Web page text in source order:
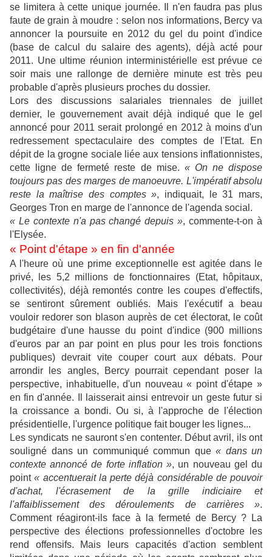
se limitera à cette unique journée. Il n'en faudra pas plus
faute de grain à moudre : selon nos informations, Bercy va
annoncer la poursuite en 2012 du gel du point d'indice
(base de calcul du salaire des agents), déjà acté pour
2011. Une ultime réunion interministérielle est prévue ce
soir mais une rallonge de dernière minute est très peu
probable d'après plusieurs proches du dossier.
Lors des discussions salariales triennales de juillet
dernier, le gouvernement avait déjà indiqué que le gel
annoncé pour 2011 serait prolongé en 2012 à moins d'un
redressement spectaculaire des comptes de l'Etat. En
dépit de la grogne sociale liée aux tensions inflationnistes,
cette ligne de fermeté reste de mise. « On ne dispose
toujours pas des marges de manoeuvre. L'impératif absolu
reste la maîtrise des comptes », indiquait, le 31 mars,
Georges Tron en marge de l'annonce de l'agenda social.
« Le contexte n'a pas changé depuis », commente-t-on à
l'Elysée.
« Point d'étape » en fin d'année
A l'heure où une prime exceptionnelle est agitée dans le
privé, les 5,2 millions de fonctionnaires (Etat, hôpitaux,
collectivités), déjà remontés contre les coupes d'effectifs,
se sentiront sûrement oubliés. Mais l'exécutif a beau
vouloir redorer son blason auprès de cet électorat, le coût
budgétaire d'une hausse du point d'indice (900 millions
d'euros par an par point en plus pour les trois fonctions
publiques) devrait vite couper court aux débats. Pour
arrondir les angles, Bercy pourrait cependant poser la
perspective, inhabituelle, d'un nouveau « point d'étape »
en fin d'année. Il laisserait ainsi entrevoir un geste futur si
la croissance a bondi. Ou si, à l'approche de l'élection
présidentielle, l'urgence politique fait bouger les lignes...
Les syndicats ne sauront s'en contenter. Début avril, ils ont
souligné dans un communiqué commun que « dans un
contexte annoncé de forte inflation », un nouveau gel du
point« accentuerait la perte déjà considérable de pouvoir
d'achat, l'écrasement de la grille indiciaire et
l'affaiblissement des déroulements de carrières ».
Comment réagiront-ils face à la fermeté de Bercy ? La
perspective des élections professionnelles d'octobre les
rend offensifs. Mais leurs capacités d'action semblent